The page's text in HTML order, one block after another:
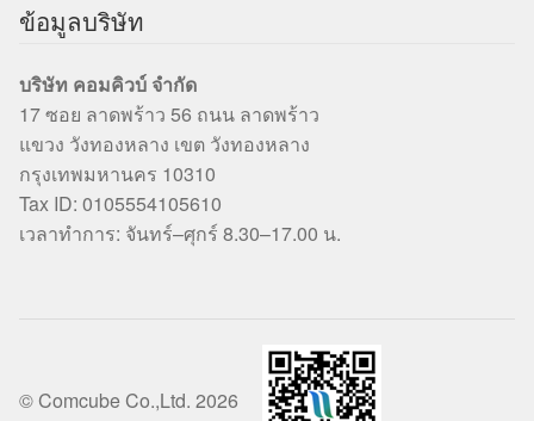
ข้อมูลบริษัท
บริษัท คอมคิวบ์ จำกัด
17 ซอย ลาดพร้าว 56 ถนน ลาดพร้าว
แขวง วังทองหลาง เขต วังทองหลาง
กรุงเทพมหานคร 10310
Tax ID: 0105554105610
เวลาทำการ: จันทร์–ศุกร์ 8.30–17.00 น.
© Comcube Co.,Ltd. 2026